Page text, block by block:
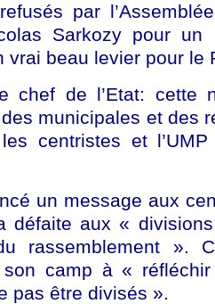
par
Sarkozy pour un
vrai beau levier pour le
chef de l’Etat: cette
municipales et des
centristes et
un message aux
défaite aux «
rassemblement ».
camp à « réfléchir
pas être divisés ».